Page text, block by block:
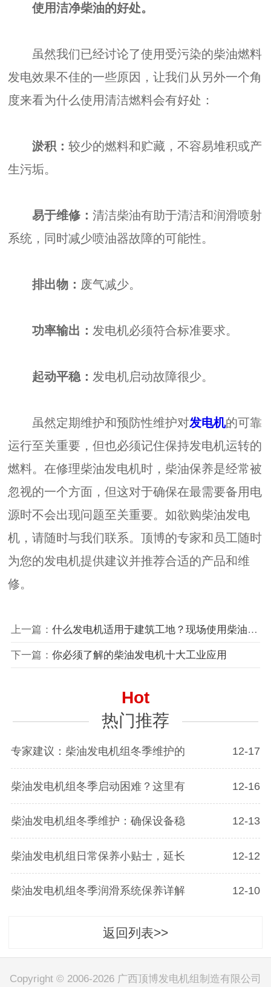
使用洁净柴油的好处。
虽然我们已经讨论了使用受污染的柴油燃料
发电效果不佳的一些原因，让我们从另外一个角
度来看为什么使用清洁燃料会有好处：
淤积：较少的燃料和贮藏，不容易堆积或产
生污垢。
易于维修：清洁柴油有助于清洁和润滑喷射
系统，同时减少喷油器故障的可能性。
排出物： 废气减少。
功率输出： 发电机必须符合标准要求。
起动平稳： 发电机启动故障很少。
虽然定期维护和预防性维护对发电机的可靠
运行至关重要，但也必须记住保持发电机运转的
燃料。在修理柴油发电机时，柴油保养是经常被
忽视的一个方面，但这对于确保在最需要备用电
源时不会出现问题至关重要。如欲购柴油发电
机，请随时与我们联系。顶博的专家和员工随时
为您的发电机提供建议并推荐合适的产品和维
修。
上一篇： 什么发电机适用于建筑工地？现场使用柴油发电机需要注意哪些问题？
下一篇： 你必须了解的柴油发电机十大工业应用
Hot
热门推荐
专家建议：柴油发电机组冬季维护的 12-17
柴油发电机组冬季启动困难？这里有 12-16
柴油发电机组冬季维护：确保设备稳 12-13
柴油发电机组日常保养小贴士，延长 12-12
柴油发电机组冬季润滑系统保养详解 12-10
返回列表>>
Copyright © 2006-2026 广西顶博发电机组制造有限公司